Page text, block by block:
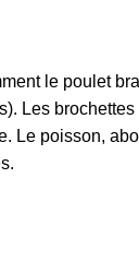
le poulet
Les
Le poisson,